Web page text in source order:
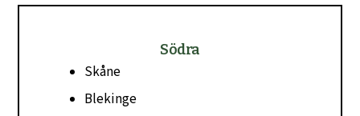
Södra
Skåne
Blekinge